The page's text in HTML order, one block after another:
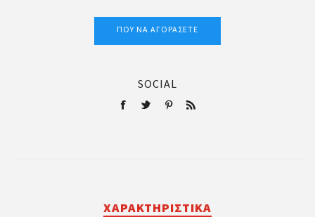
ΠΟΎ ΝΑ ΑΓΟΡΆΣΕΤΕ
SOCIAL
ΧΑΡΑΚΤΗΡΙΣΤΙΚΆ